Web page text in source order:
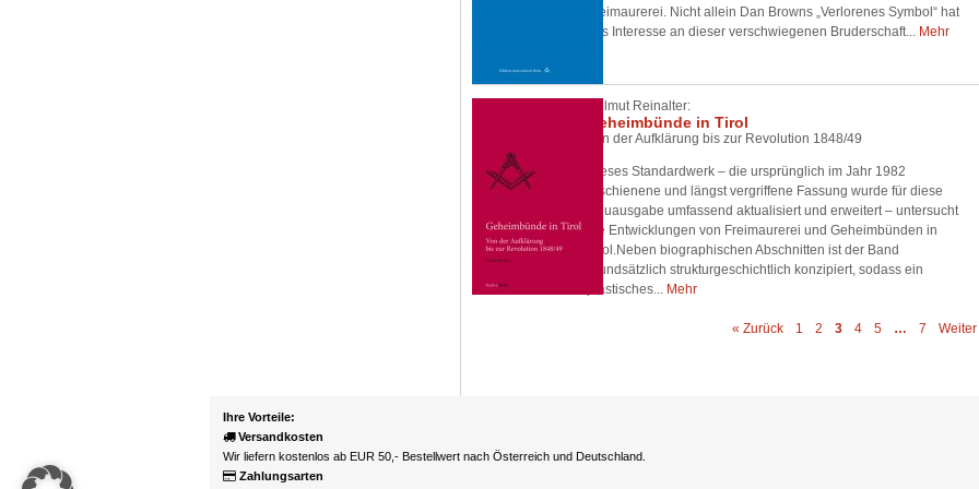
Freimaurerei. Nicht allein Dan Browns „Verlorenes Symbol“ hat
das Interesse an dieser verschwiegenen Bruderschaft... Mehr
Helmut Reinalter:
Geheimbünde in Tirol
Von der Aufklärung bis zur Revolution 1848/49
Dieses Standardwerk – die ursprünglich im Jahr 1982
erschienene und längst vergriffene Fassung wurde für diese
Neuausgabe umfassend aktualisiert und erweitert – untersucht
die Entwicklungen von Freimaurerei und Geheimbünden in
Tirol.Neben biographischen Abschnitten ist der Band
grundsätzlich strukturgeschichtlich konzipiert, sodass ein
plastisches... Mehr
« Zurück 1 2 3 4 5 … 7 Weiter
Ihre Vorteile:
Versandkosten
Wir liefern kostenlos ab EUR 50,- Bestellwert nach Österreich und Deutschland.
Zahlungsarten